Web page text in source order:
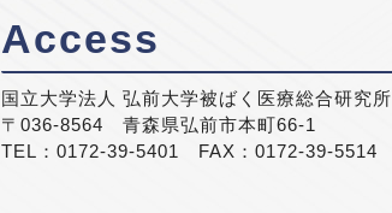
Access
国立大学法人 弘前大学被ばく医療総合研究所
〒036-8564 青森県弘前市本町66-1
TEL：0172-39-5401 FAX：0172-39-5514